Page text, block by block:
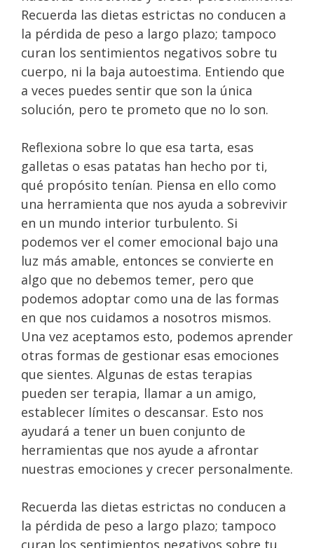
Recuerda las dietas estrictas no conducen a
la pérdida de peso a largo plazo; tampoco
curan los sentimientos negativos sobre tu
cuerpo, ni la baja autoestima. Entiendo que
a veces puedes sentir que son la única
solución, pero te prometo que no lo son.
Reflexiona sobre lo que esa tarta, esas
galletas o esas patatas han hecho por ti,
qué propósito tenían. Piensa en ello como
una herramienta que nos ayuda a sobrevivir
en un mundo interior turbulento. Si
podemos ver el comer emocional bajo una
luz más amable, entonces se convierte en
algo que no debemos temer, pero que
podemos adoptar como una de las formas
en que nos cuidamos a nosotros mismos.
Una vez aceptamos esto, podemos aprender
otras formas de gestionar esas emociones
que sientes. Algunas de estas terapias
pueden ser terapia, llamar a un amigo,
establecer límites o descansar. Esto nos
ayudará a tener un buen conjunto de
herramientas que nos ayude a afrontar
nuestras emociones y crecer personalmente.
Recuerda las dietas estrictas no conducen a
la pérdida de peso a largo plazo; tampoco
curan los sentimientos negativos sobre tu